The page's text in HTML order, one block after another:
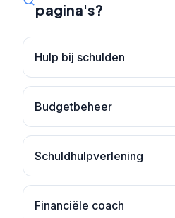
pagina's?
Hulp bij schulden
Budgetbeheer
Schuldhulpverlening
Financiële coach